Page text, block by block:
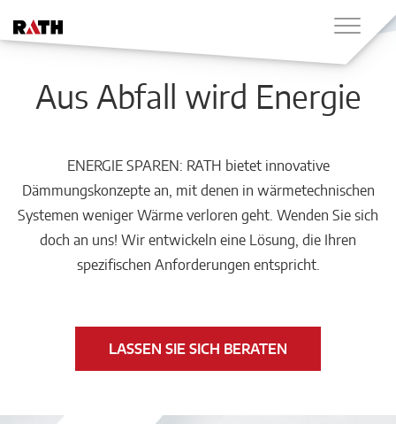
Aus Abfall wird Energie
ENERGIE SPAREN: RATH bietet innovative
Dämmungskonzepte an, mit denen in wärmetechnischen
Systemen weniger Wärme verloren geht. Wenden Sie sich
doch an uns! Wir entwickeln eine Lösung, die Ihren
spezifischen Anforderungen entspricht.
LASSEN SIE SICH BERATEN